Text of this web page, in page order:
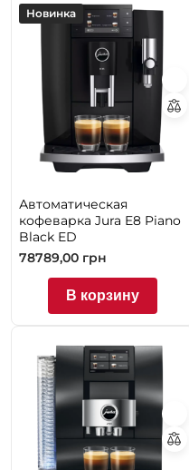
Новинка
Автоматическая
кофеварка Jura E8 Piano
Black ED
78789,00 грн
В корзину